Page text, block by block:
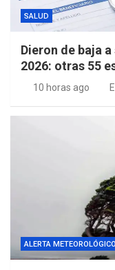
SALUD
Dieron de baja
2026: otras 55
10 horas ago
ALERTA METEOROLÓGICO